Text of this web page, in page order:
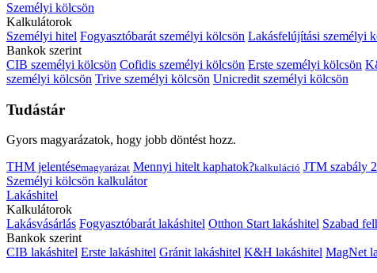
Személyi kölcsön
Kalkulátorok
Személyi hitel Fogyasztóbarát személyi kölcsön Lakásfelújítási személyi
Bankok szerint
CIB személyi kölcsön Cofidis személyi kölcsön Erste személyi kölcsön
személyi kölcsön Trive személyi kölcsön Unicredit személyi kölcsön
Tudástár
Gyors magyarázatok, hogy jobb döntést hozz.
THM jelentésemagyarázat Mennyi hitelt kaphatok?kalkuláció JTM szabály
Személyi kölcsön kalkulátor
Lakáshitel
Kalkulátorok
Lakásvásárlás Fogyasztóbarát lakáshitel Otthon Start lakáshitel Szabad
Bankok szerint
CIB lakáshitel Erste lakáshitel Gránit lakáshitel K&H lakáshitel MagNet